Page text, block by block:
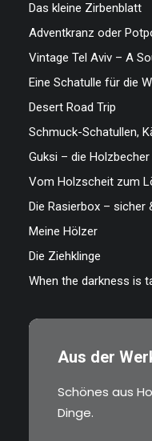
Das kleine Zirbenblatt
Adventkranz oder
Vintage Tel Aviv – A
Eine Schatulle für die
Desert Road Trip
Schmuck-Schatullen,
Guksi – die
Vom Holzscheit zum
Die Rasierbox – sicher
Meine Hölzer
Die Ziehklinge
When the darkness is
Aus der
Schönes aus
Dinge.